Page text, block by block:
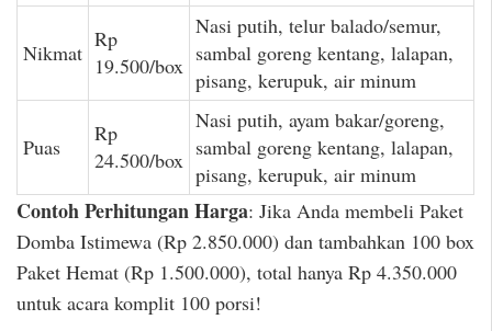
Nikmat
Rp
19.500/box
Nasi putih, telur balado/semur,
sambal goreng kentang, lalapan,
pisang, kerupuk, air minum
Puas
Rp
24.500/box
Nasi putih, ayam bakar/goreng,
sambal goreng kentang, lalapan,
pisang, kerupuk, air minum
Contoh Perhitungan Harga: Jika Anda membeli Paket
Domba Istimewa (Rp 2.850.000) dan tambahkan 100 box
Paket Hemat (Rp 1.500.000), total hanya Rp 4.350.000
untuk acara komplit 100 porsi!